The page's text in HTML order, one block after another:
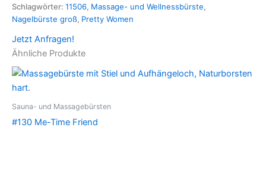
Schlagwörter: 11506, Massage- und Wellnessbürste,
Nagelbürste groß, Pretty Women
Jetzt Anfragen!
Ähnliche Produkte
Sauna- und Massagebürsten
#130 Me-Time Friend